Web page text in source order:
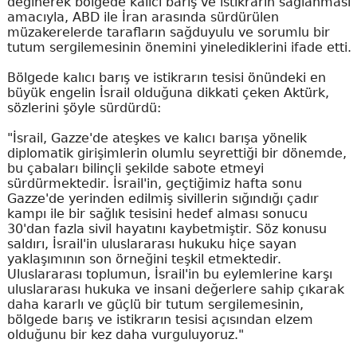
amacıyla, ABD ile İran arasında sürdürülen
müzakerelerde tarafların sağduyulu ve sorumlu bir
tutum sergilemesinin önemini yinelediklerini ifade etti.
Bölgede kalıcı barış ve istikrarın tesisi önündeki en
büyük engelin İsrail olduğuna dikkati çeken Aktürk,
sözlerini şöyle sürdürdü:
"İsrail, Gazze'de ateşkes ve kalıcı barışa yönelik
diplomatik girişimlerin olumlu seyrettiği bir dönemde,
bu çabaları bilinçli şekilde sabote etmeyi
sürdürmektedir. İsrail'in, geçtiğimiz hafta sonu
Gazze'de yerinden edilmiş sivillerin sığındığı çadır
kampı ile bir sağlık tesisini hedef alması sonucu
30'dan fazla sivil hayatını kaybetmiştir. Söz konusu
saldırı, İsrail'in uluslararası hukuku hiçe sayan
yaklaşımının son örneğini teşkil etmektedir.
Uluslararası toplumun, İsrail'in bu eylemlerine karşı
uluslararası hukuka ve insani değerlere sahip çıkarak
daha kararlı ve güçlü bir tutum sergilemesinin,
bölgede barış ve istikrarın tesisi açısından elzem
olduğunu bir kez daha vurguluyoruz."